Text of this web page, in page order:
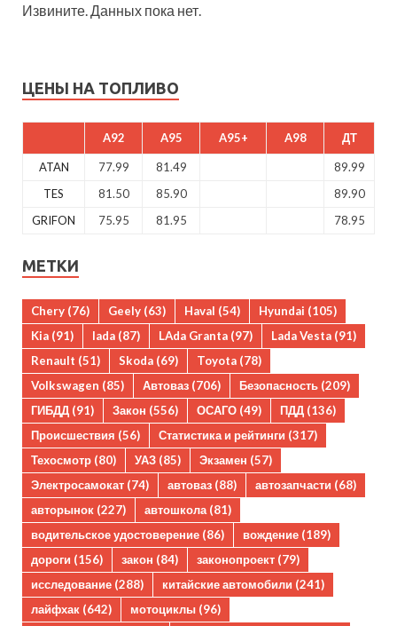
Извините. Данных пока нет.
ЦЕНЫ НА ТОПЛИВО
A92 A95 A95+ A98 ДТ
ATAN 77.99 81.49
89.99
TES
81.50 85.90
89.90
GRIFON
75.95 81.95 78.95
МЕТКИ
Chery (76) Geely (63) Haval (54) Hyundai (105)
Kia (91) lada (87) LAda Granta (97) Lada Vesta (91)
Renault (51) Skoda (69) Toyota (78)
Volkswagen (85) Автоваз (706) Безопасность (209)
ГИБДД (91) Закон (556) ОСАГО (49) ПДД (136)
Происшествия (56) Статистика и рейтинги (317)
Техосмотр (80) УАЗ (85) Экзамен (57)
Электросамокат (74) автоваз (88) автозапчасти (68)
авторынок (227) автошкола(81)
водительское удостоверение (86) вождение (189)
дороги (156) закон (84) законопроект (79)
исследование (288) китайские автомобили (241)
лайфхак (642) мотоциклы (96)